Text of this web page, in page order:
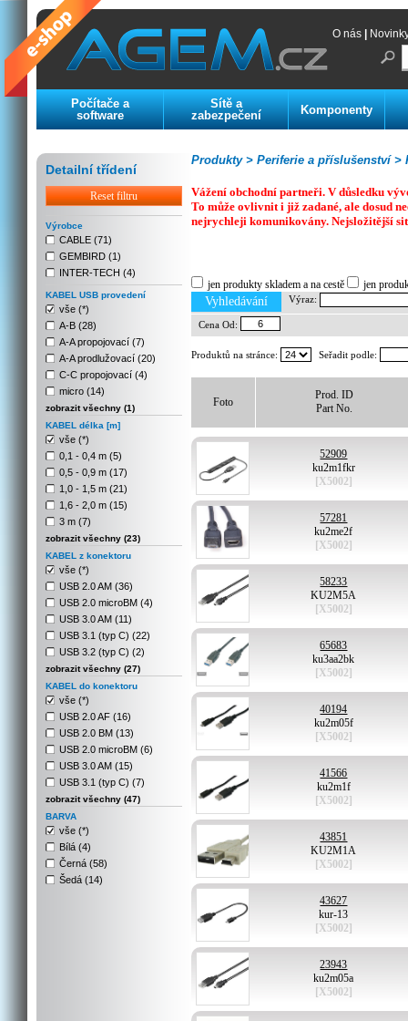
O nás
Počítače a
software
Sítě a
zabezpečení
Komponenty
Detailní třídení
Reset filtru
Výrobce
CABLE (71)
GEMBIRD (1)
INTER-TECH (4)
KABEL USB provedení
vše (*)
A-B (28)
A-A propojovací (7)
A-A prodlužovací (20)
C-C propojovací (4)
micro (14)
zobrazit všechny (1)
KABEL délka [m]
vše (*)
0,1 - 0,4 m (5)
0,5 - 0,9 m (17)
1,0 - 1,5 m (21)
1,6 - 2,0 m (15)
3 m (7)
zobrazit všechny (23)
KABEL z konektoru
vše (*)
USB 2.0 AM (36)
USB 2.0 microBM (4)
USB 3.0 AM (11)
USB 3.1 (typ C) (22)
USB 3.2 (typ C) (2)
zobrazit všechny (27)
KABEL do konektoru
vše (*)
USB 2.0 AF (16)
USB 2.0 BM (13)
USB 2.0 microBM (6)
USB 3.0 AM (15)
USB 3.1 (typ C) (7)
zobrazit všechny (47)
BARVA
vše (*)
Bílá (4)
Černá (58)
Šedá (14)
Periferie a příslušenství >
Produkty >
Vážení obchodní partneři. V důsledku
To může ovlivnit i již zadané, ale dosud
nejrychleji komunikovány. Nejsložitější
jen produkty skladem a na cestě jen
Vyhledávání Výraz:
Cena Od:
Produktů na stránce: Seřadit podle:
Foto
Prod. ID
Part No.
52909
ku2m1fkr
[X5002]
57281
ku2me2f
[X5002]
58233
KU2M5A
[X5002]
65683
ku3aa2bk
[X5002]
40194
ku2m05f
[X5002]
41566
ku2m1f
[X5002]
43851
KU2M1A
[X5002]
43627
kur-13
[X5002]
23943
ku2m05a
[X5002]